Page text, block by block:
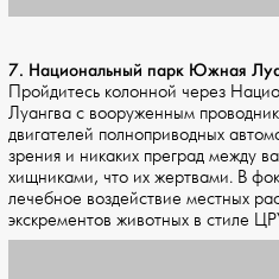
7. Национальный парк Южная
Пройдитесь колонной через
Луангва с вооруженным
двигателей полноприводных
зрения и никаких преград между
хищниками, что их жертвами. В
лечебное воздействие местных
экскрементов животных в стиле